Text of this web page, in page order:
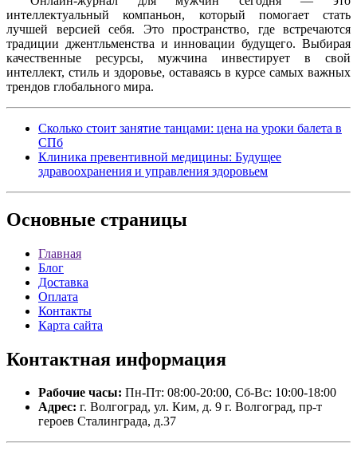
интеллектуальный компаньон, который помогает стать
лучшей версией себя. Это пространство, где встречаются
традиции джентльменства и инновации будущего. Выбирая
качественные ресурсы, мужчина инвестирует в свой
интеллект, стиль и здоровье, оставаясь в курсе самых важных
трендов глобального мира.
Сколько стоит занятие танцами: цена на уроки балета в
СПб
Клиника превентивной медицины: Будущее
здравоохранения и управления здоровьем
Основные страницы
Главная
Блог
Доставка
Оплата
Контакты
Карта сайта
Контактная информация
Рабочие часы: Пн-Пт: 08:00-20:00, Сб-Вс: 10:00-18:00
Адрес: г. Волгоград, ул. Ким, д. 9 г. Волгоград, пр-т
героев Сталинграда, д.37